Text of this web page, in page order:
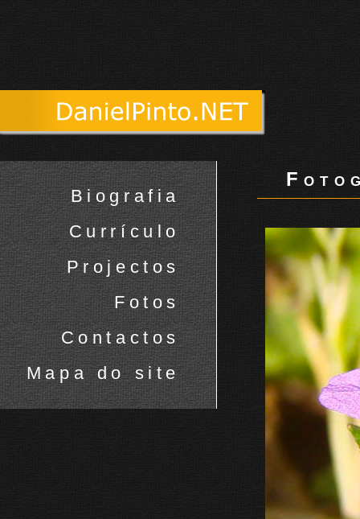
Biografia
Currículo
Projectos
Fotos
Contactos
Mapa do site